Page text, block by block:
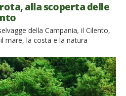
alla scoperta delle
della Campania, il Cilento,
mare, la costa e la natura
per gli occhi, è anche un luogo
intraprendere: scopriamole